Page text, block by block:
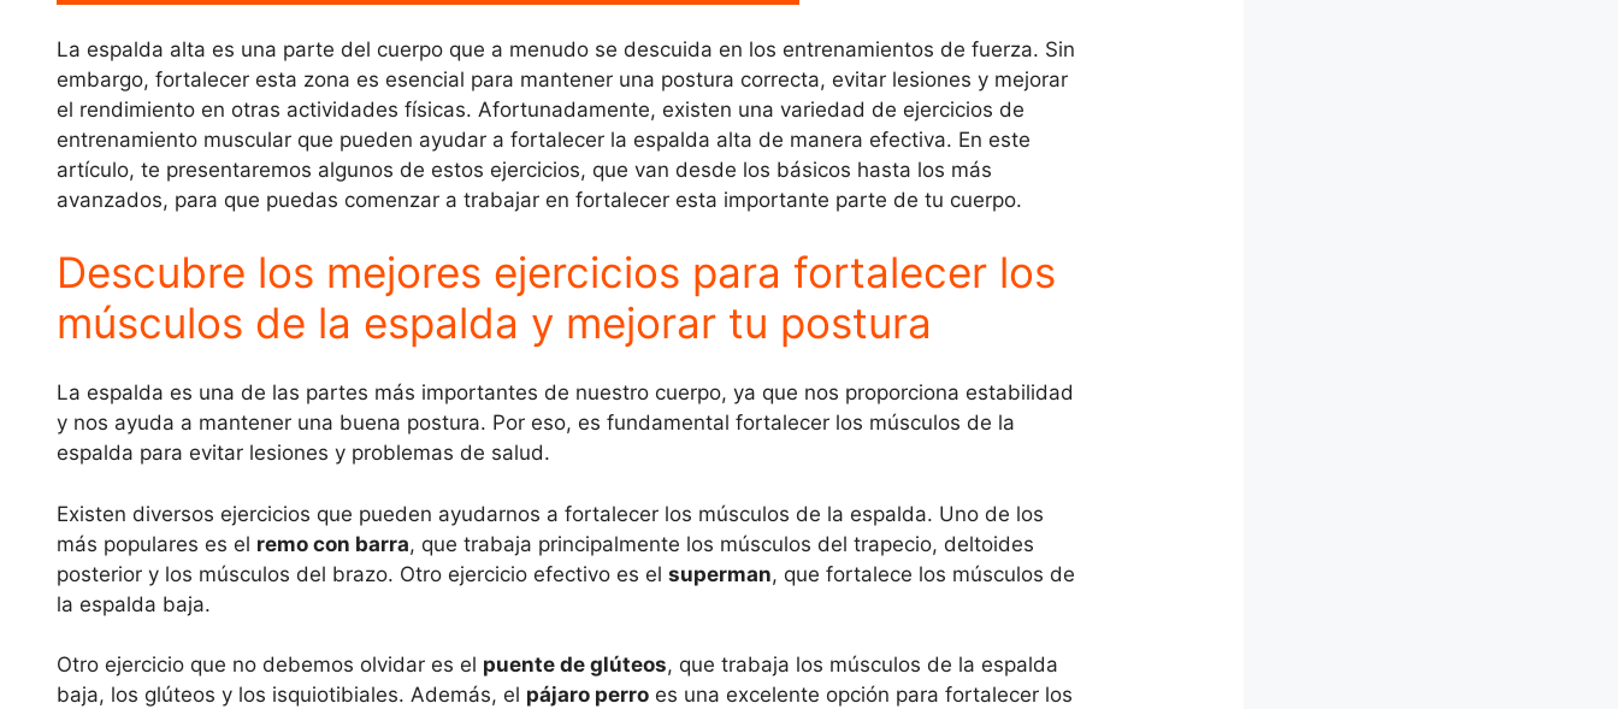
La espalda alta es una parte del cuerpo que a menudo se descuida en los entrenamientos de fuerza. Sin
embargo, fortalecer esta zona es esencial para mantener una postura correcta, evitar lesiones y mejorar
el rendimiento en otras actividades físicas. Afortunadamente, existen una variedad de ejercicios de
entrenamiento muscular que pueden ayudar a fortalecer la espalda alta de manera efectiva. En este
artículo, te presentaremos algunos de estos ejercicios, que van desde los básicos hasta los más
avanzados, para que puedas comenzar a trabajar en fortalecer esta importante parte de tu cuerpo.
Descubre los mejores ejercicios para fortalecer los
músculos de la espalda y mejorar tu postura
La espalda es una de las partes más importantes de nuestro cuerpo, ya que nos proporciona estabilidad
y nos ayuda a mantener una buena postura. Por eso, es fundamental fortalecer los músculos de la
espalda para evitar lesiones y problemas de salud.
Existen diversos ejercicios que pueden ayudarnos a fortalecer los músculos de la espalda. Uno de los
más populares es el remo con barra, que trabaja principalmente los músculos del trapecio, deltoides
posterior y los músculos del brazo. Otro ejercicio efectivo es el superman, que fortalece los músculos de
la espalda baja.
Otro ejercicio que no debemos olvidar es el puente de glúteos, que trabaja los músculos de la espalda
baja, los glúteos y los isquiotibiales. Además, el pájaro perro es una excelente opción para fortalecer los